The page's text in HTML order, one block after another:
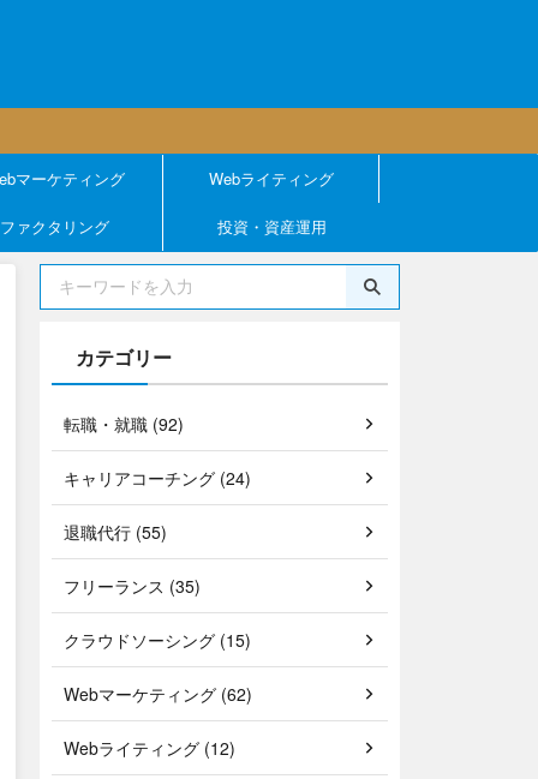
マーケティング Webライティング
ファクタリング 投資・資産運用
カテゴリー
転職・就職 (92)
キャリアコーチング (24)
退職代行 (55)
フリーランス (35)
クラウドソーシング (15)
Webマーケティング (62)
Webライティング (12)